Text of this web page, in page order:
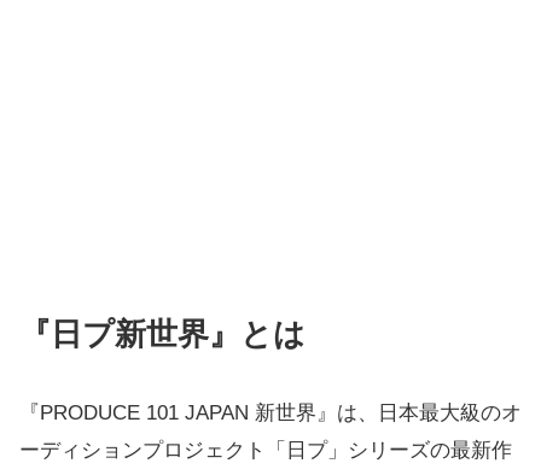
『日プ新世界』とは
『PRODUCE 101 JAPAN 新世界』は、日本最大級のオ
ーディションプロジェクト「日プ」シリーズの最新作